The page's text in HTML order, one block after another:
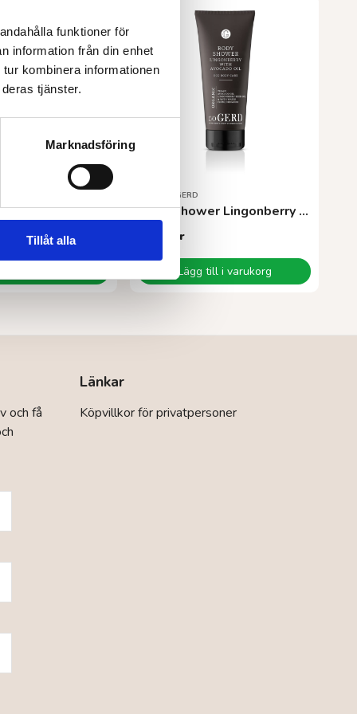
funktioner för
information från din enhet
kombinera informationen
tjänster.
Marknadsföring
Tillåt alla
CARE OF GERD
Body Shower Lingonberry 200 ml
kr
Lägg till i varukorg
och få
Länkar
Köpvillkor för privatpersoner